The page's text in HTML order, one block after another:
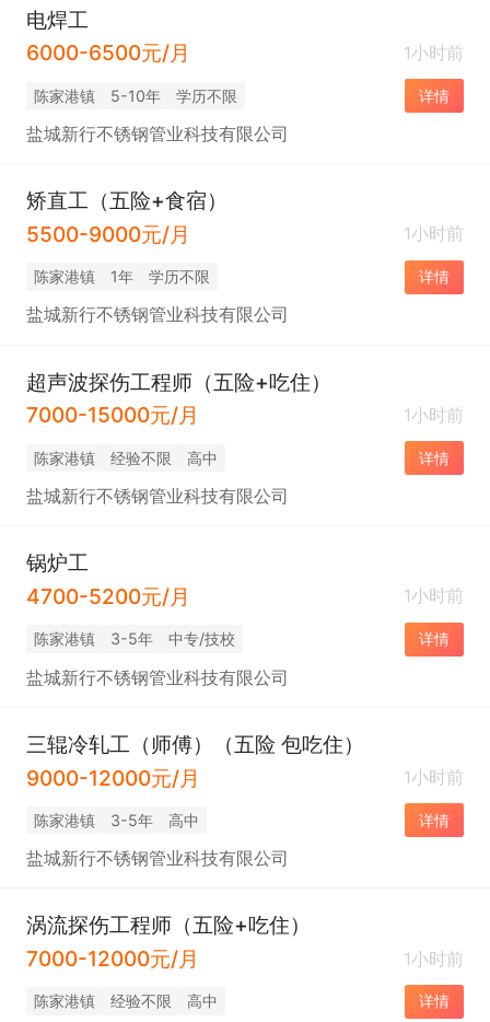
电焊工
6000-6500元/月
1小时前
陈家港镇 5-10年 学历不限 详情
盐城新行不锈钢管业科技有限公司
矫直工（五险+食宿）
5500-9000元/月
1小时前
陈家港镇 1年 学历不限 详情
盐城新行不锈钢管业科技有限公司
超声波探伤工程师（五险+吃住）
7000-15000元/月
1小时前
陈家港镇 经验不限 高中 详情
盐城新行不锈钢管业科技有限公司
锅炉工
4700-5200元/月
1小时前
陈家港镇 3-5年 中专/技校 详情
盐城新行不锈钢管业科技有限公司
三辊冷轧工（师傅）（五险 包吃住）
9000-12000元/月
1小时前
陈家港镇 3-5年 高中 详情
盐城新行不锈钢管业科技有限公司
涡流探伤工程师（五险+吃住）
7000-12000元/月
1小时前
陈家港镇 经验不限 高中 详情